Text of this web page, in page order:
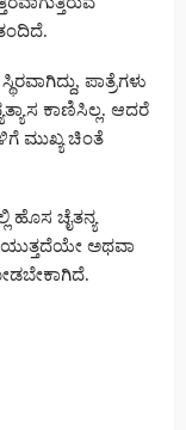
ಪಾತ್ರೆಗಳು
ಕಾಣಿಸಿಲ್ಲ. ಆದರೆ
ಮುಖ್ಯ ಚಿಂತೆ
ಹೊಸ ಚೈತನ್ಯ
ಅಥವಾ